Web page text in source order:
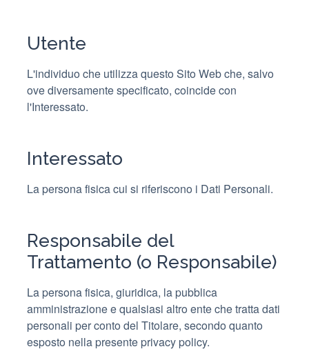
Utente
L'individuo che utilizza questo Sito Web che, salvo
ove diversamente specificato, coincide con
l'Interessato.
Interessato
La persona fisica cui si riferiscono i Dati Personali.
Responsabile del
Trattamento (o Responsabile)
La persona fisica, giuridica, la pubblica
amministrazione e qualsiasi altro ente che tratta dati
personali per conto del Titolare, secondo quanto
esposto nella presente privacy policy.